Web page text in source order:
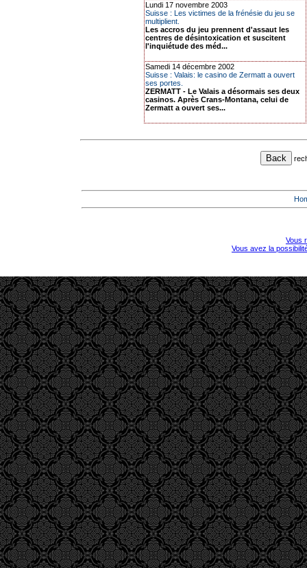
Lundi 17 novembre 2003
Suisse : Les victimes de la frénésie du jeu se
multiplient.
Les accros du jeu prennent d'assaut les
centres de désintoxication et suscitent
l'inquiétude des méd...
Samedi 14 décembre 2002
Suisse : Valais: le casino de Zermatt a ouvert
ses portes.
ZERMATT - Le Valais a désormais ses deux
casinos. Après Crans-Montana, celui de
Zermatt a ouvert ses...
Vous
Vous avez la